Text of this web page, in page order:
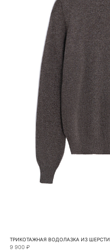
ТРИКОТАЖНАЯ ВОДОЛАЗКА ИЗ ШЕРСТИ
9 900 ₽